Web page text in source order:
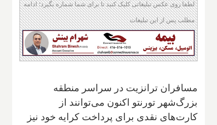
لطفا روی عکس تبلیغاتی کلیک کنید تا برای شما شماره بگیرد؛ ادامه
مطلب پس از این تبلیغات
مسافران ترانزیت در سراسر منطقه
بزرگ‌شهر تورنتو اکنون می‌توانند از
کارت‌های نقدی برای پرداخت کرایه خود نیز